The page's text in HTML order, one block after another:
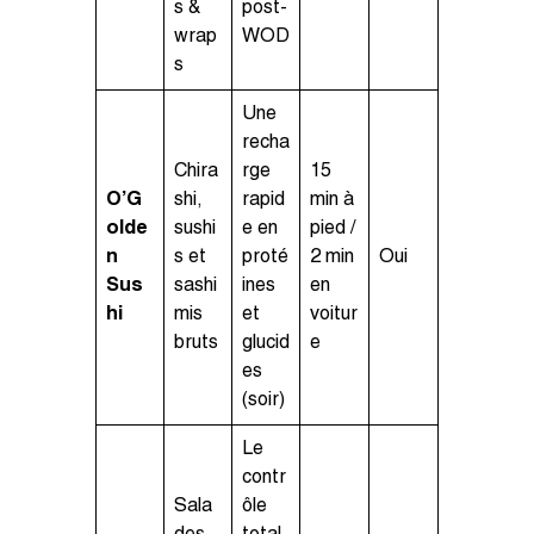
s &
wrap
s
post-
WOD
O’G
olde
n
Sus
hi
Chira
shi,
sushi
s et
sashi
mis
bruts
Une
recha
rge
rapid
e en
proté
ines
et
glucid
es
(soir)
15
min à
pied /
2 min
en
voitur
e
Oui
Sala
Le
contr
ôle